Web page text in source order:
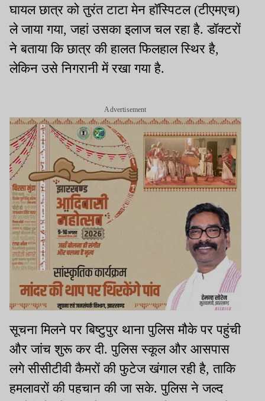
घायल छात्र को तुरंत टाटा मेन हॉस्पिटल (टीएमएच)
ले जाया गया, जहां उसका इलाज चल रहा है. डॉक्टरों
ने बताया कि छात्र की हालत फिलहाल स्थिर है,
लेकिन उसे निगरानी में रखा गया है.
Advertisement
सूचना मिलने पर बिष्टुपुर थाना पुलिस मौके पर पहुंची
और जांच शुरू कर दी. पुलिस स्कूल और आसपास
लगे सीसीटीवी कैमरों की फुटेज खंगाल रही है, ताकि
हमलावरों की पहचान की जा सके. पुलिस ने जल्द